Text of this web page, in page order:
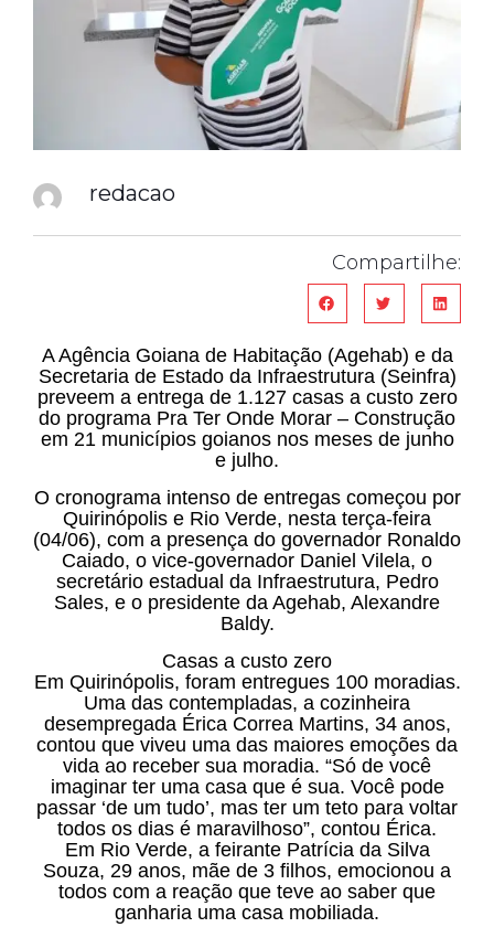
redacao
Compartilhe:
A Agência Goiana de Habitação (Agehab) e da
Secretaria de Estado da Infraestrutura (Seinfra)
preveem a entrega de 1.127 casas a custo zero
do programa Pra Ter Onde Morar – Construção
em 21 municípios goianos nos meses de junho
e julho.
O cronograma intenso de entregas começou por
Quirinópolis e Rio Verde, nesta terça-feira
(04/06), com a presença do governador Ronaldo
Caiado, o vice-governador Daniel Vilela, o
secretário estadual da Infraestrutura, Pedro
Sales, e o presidente da Agehab, Alexandre
Baldy.
Casas a custo zero
Em Quirinópolis, foram entregues 100 moradias.
Uma das contempladas, a cozinheira
desempregada Érica Correa Martins, 34 anos,
contou que viveu uma das maiores emoções da
vida ao receber sua moradia. “Só de você
imaginar ter uma casa que é sua. Você pode
passar ‘de um tudo’, mas ter um teto para voltar
todos os dias é maravilhoso”, contou Érica.
Em Rio Verde, a feirante Patrícia da Silva
Souza, 29 anos, mãe de 3 filhos, emocionou a
todos com a reação que teve ao saber que
ganharia uma casa mobiliada.